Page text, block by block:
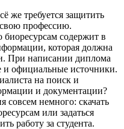
же требуется защитить
профессию.
биоресурсам содержит в
которая должна
При написании диплома
и официальные источники.
на поиск и
и документации?
совсем немного: скачать
или задаться
работу за студента.